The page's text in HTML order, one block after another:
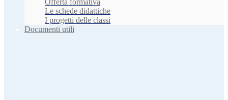
Offerta formativa
Le schede didattiche
I progetti delle classi
Documenti utili